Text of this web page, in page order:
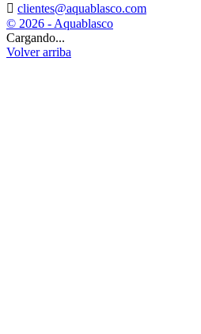
 clientes@aquablasco.com
© 2026 - Aquablasco
Cargando...
Volver arriba